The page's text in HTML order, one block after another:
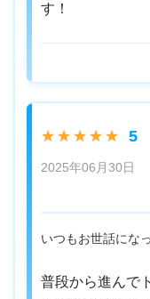
す！
★★★★★ 5
2025年06月30日
いつもお世話にな
普段から進んで